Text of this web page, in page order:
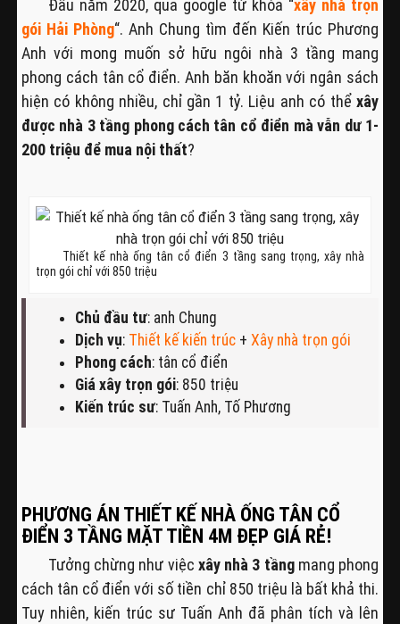
Đầu năm 2020, qua google từ khóa “xây nhà trọn
gói Hải Phòng“. Anh Chung tìm đến Kiến trúc Phương
Anh với mong muốn sở hữu ngôi nhà 3 tầng mang
phong cách tân cổ điển. Anh băn khoăn với ngân sách
hiện có không nhiều, chỉ gần 1 tỷ. Liệu anh có thểxây
được nhà 3 tầng phong cách tân cổ điển mà vẫn dư 1-
200 triệu để mua nội thất?
Thiết kế nhà ống tân cổ điển 3 tầng sang trọng, xây nhà
trọn gói chỉ với 850 triệu
Chủ đầu tư: anh Chung
Dịch vụ: Thiết kế kiến trúc+ Xây nhà trọn gói
Phong cách: tân cổ điển
Giá xây trọn gói: 850 triệu
Kiến trúc sư: Tuấn Anh, Tố Phương
PHƯƠNG ÁN THIẾT KẾ NHÀ ỐNG TÂN CỔ
ĐIỂN 3 TẦNG MẶT TIỀN 4M ĐẸP GIÁ RẺ!
Tưởng chừng như việc xây nhà 3 tầngmang phong
cách tân cổ điển với số tiền chỉ 850 triệu là bất khả thi.
Tuy nhiên, kiến trúc sư Tuấn Anh đã phân tích và lên